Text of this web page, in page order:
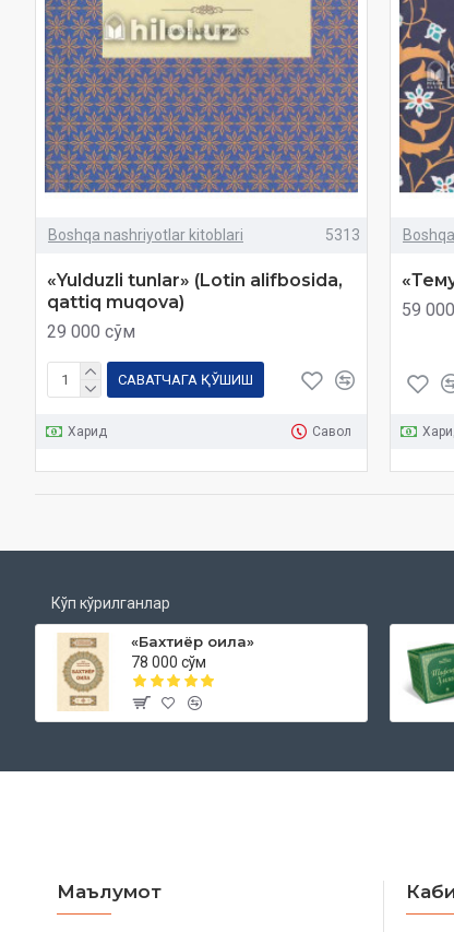
Boshqa nashriyotlar kitoblari 5313
«Yulduzli tunlar»‎ (Lotin alifbosida,
qattiq muqova)
29 000 сўм
САВАТЧАГА ҚЎШИШ
Харид Савол
59
Кўп кўрилганлар
«Бахтиёр оила»
78 000 сўм
Маълумот